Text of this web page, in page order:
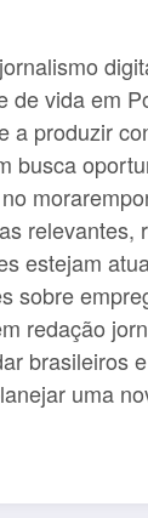
de vida em
a produzir
busca
relevantes,
estejam
sobre
redação
brasileiros
uma